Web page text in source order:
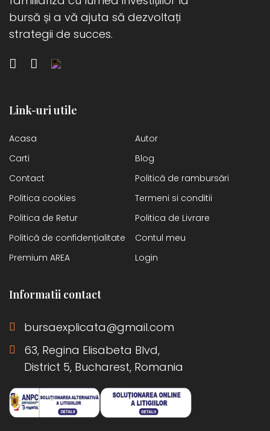
bursă și a vă ajuta să dezvoltați
strategii de succes.
Link-uri utile
Acasa
Autor
Carti
Blog
Contact
Politică de rambursări
Politica cookies
Termeni si conditii
Politica de Retur
Politica de Livrare
Politică de confidențialitate
Contul meu
Premium AREA
Login
Informatii contact
bursaexplicata@gmail.com
63, Regina Elisabeta Blvd,
District 5, Bucharest, Romania